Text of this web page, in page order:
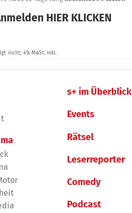
s+ im Überblick
Events
Rätsel
Leserreporter
Comedy
Podcast